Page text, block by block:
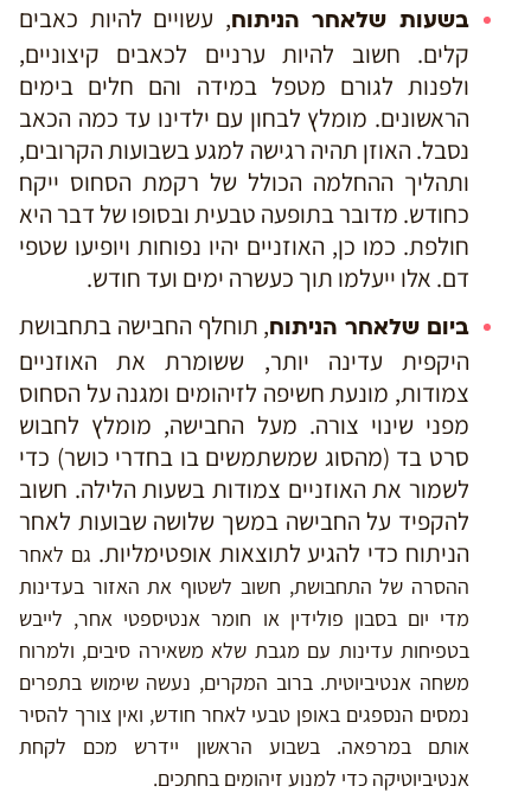
בשעות שלאחר הניתוח, עשויים להיות כאבים
קלים. חשוב להיות ערניים לכאבים קיצוניים,
ולפנות לגורם מטפל במידה והם חלים בימים
הראשונים. מומלץ לבחון עם ילדינו עד כמה הכאב
נסבל. האוזן תהיה רגישה למגע בשבועות הקרובים,
ותהליך ההחלמה הכולל של רקמת הסחוס ייקח
כחודש. מדובר בתופעה טבעית ובסופו של דבר היא
חולפת. כמו כן, האוזניים יהיו נפוחות ויופיעו שטפי
דם. אלו ייעלמו תוך כעשרה ימים ועד חודש.
ביום שלאחר הניתוח, תוחלף החבישה בתחבושת
היקפית עדינה יותר, ששומרת את האוזניים
צמודות, מונעת חשיפה לזיהומים ומגנה על הסחוס
מפני שינוי צורה. מעל החבישה, מומלץ לחבוש
סרט בד (מהסוג שמשתמשים בו בחדרי כושר) כדי
לשמור את האוזניים צמודות בשעות הלילה. חשוב
להקפיד על החבישה במשך שלושה שבועות לאחר
הניתוח כדי להגיע לתוצאות אופטימליות. גם לאחר
ההסרה של התחבושת, חשוב לשטוף את האזור בעדינות
מדי יום בסבון פולידין או חומר אנטיספטי אחר, לייבש
בטפיחות עדינות עם מגבת שלא משאירה סיבים, ולמרוח
משחה אנטיביוטית. ברוב המקרים, נעשה שימוש בתפרים
נמסים הנספגים באופן טבעי לאחר חודש, ואין צורך להסיר
אותם במרפאה. בשבוע הראשון יידרש מכם לקחת
אנטיביוטיקה כדי למנוע זיהומים בחתכים.